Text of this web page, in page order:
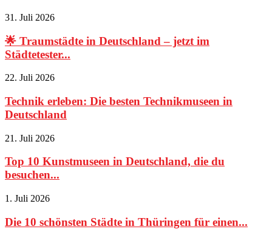
31. Juli 2026
🌟 Traumstädte in Deutschland – jetzt im
Städtetester...
22. Juli 2026
Technik erleben: Die besten Technikmuseen in
Deutschland
21. Juli 2026
Top 10 Kunstmuseen in Deutschland, die du
besuchen...
1. Juli 2026
Die 10 schönsten Städte in Thüringen für einen...